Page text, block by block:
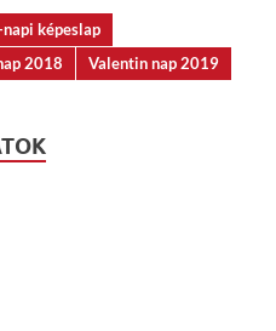
képeslap
2018 Valentin nap 2019